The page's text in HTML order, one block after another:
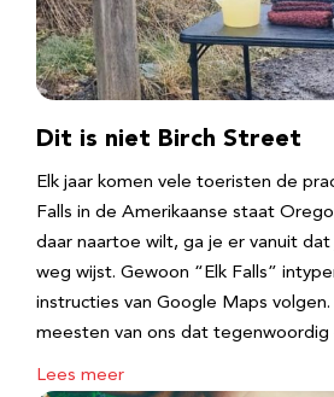
Dit is niet Birch Street
Elk jaar komen vele toeristen de
Falls in de Amerikaanse staat
daar naartoe wilt, ga je er vanuit dat
weg wijst. Gewoon “Elk Falls”
instructies van Google Maps
meesten van ons dat
Lees meer